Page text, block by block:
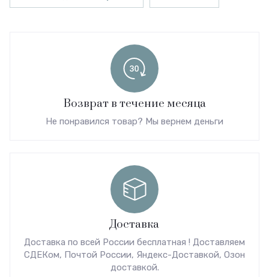
Возврат в течение месяца
Не понравился товар? Мы вернем деньги
Доставка
Доставка по всей России бесплатная ! Доставляем
СДЕКом, Почтой России, Яндекс-Доставкой, Озон
доставкой.